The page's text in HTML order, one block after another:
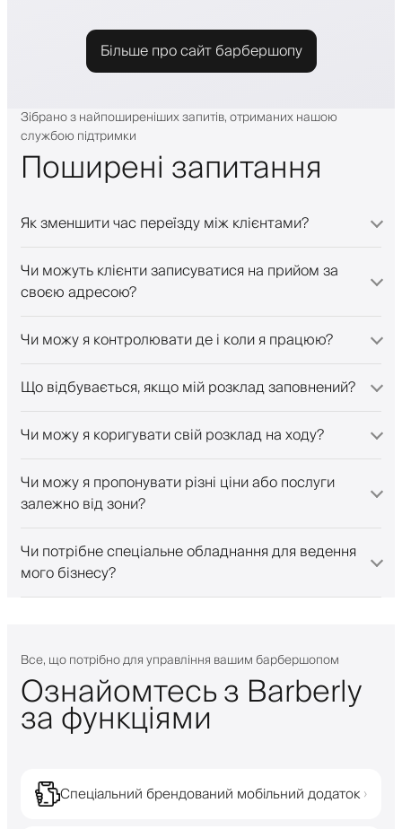
Більше про сайт барбершопу
Зібрано з найпоширеніших запитів, отриманих нашою
службою підтримки
Поширені запитання
Як зменшити час переїзду між клієнтами?
Чи можуть клієнти записуватися на прийом за
своєю адресою?
Чи можу я контролювати де і коли я працюю?
Що відбувається, якщо мій розклад заповнений?
Чи можу я коригувати свій розклад на ходу?
Чи можу я пропонувати різні ціни або послуги
залежно від зони?
Чи потрібне спеціальне обладнання для ведення
мого бізнесу?
Все, що потрібно для управління вашим барбершопом
Ознайомтесь з Barberly
за функціями
Спеціальний брендований мобільний додаток ›